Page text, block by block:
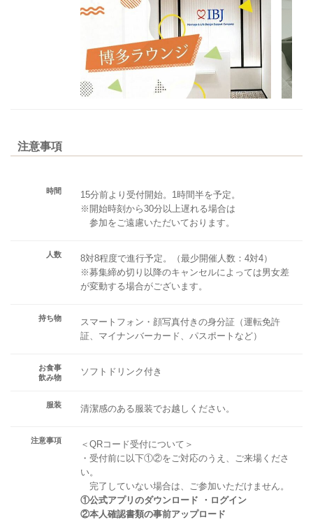
注意事項
時間
15分前より受付開始。1時間半を予定。
※開始時刻から30分以上遅れる場合は
参加をご遠慮いただいております。
人数
8対8程度で進行予定。（最少開催人数：4対4）
※募集締め切り以降のキャンセルによっては男女差
が変動する場合がございます。
持ち物
スマートフォン・顔写真付きの身分証（運転免許
証、マイナンバーカード、パスポートなど）
お食事
飲み物
ソフトドリンク付き
服装 清潔感のある服装でお越しください。
注意事項
＜QRコード受付について＞
・受付前に以下①②をご対応のうえ、ご来場くださ
い。
完了していない場合は、ご参加いただけません。
①公式アプリのダウンロード ・ログイン
②本人確認書類の事前アップロード